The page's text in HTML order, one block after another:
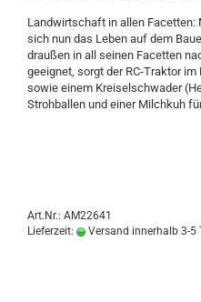
Landwirtschaft in allen
sich nun das Leben auf dem
draußen in all seinen Facetten
geeignet, sorgt der RC-Traktor
sowie einem Kreiselschwader
Strohballen und einer Milchkuh
Art.Nr.: AM22641
Lieferzeit:
Versand innerhalb 3-5